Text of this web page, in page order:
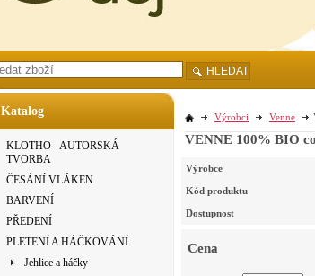
Katalog
KLOTHO - AUTORSKÁ
TVORBA
ČESÁNÍ VLÁKEN
BARVENÍ
PŘEDENÍ
PLETENÍ A HÁČKOVÁNÍ
Jehlice a háčky
Výrobci Venne
VENNE 100% BIO
Výrobce
Kód produktu
Dostupnost
Cena
HLEDAT